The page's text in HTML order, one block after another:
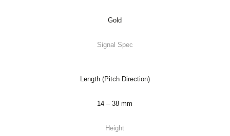
Gold
Signal Spec
Length (Pitch Direction)
14 – 38 mm
Height